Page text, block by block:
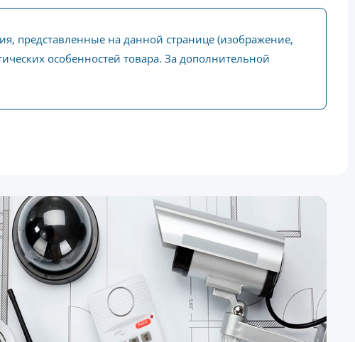
представленные на данной странице (изображение,
особенностей товара. За дополнительной